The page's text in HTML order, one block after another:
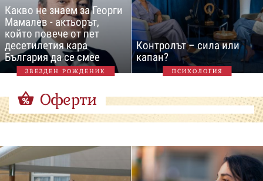
Какво не знаем за Георги
Мамалев - актьорът,
който повече от пет
десетилетия кара
България да се смее
ЗВЕЗДЕН РОЖДЕНИК
Контролът – сила или
капан?
ПСИХОЛОГИЯ
Оферти